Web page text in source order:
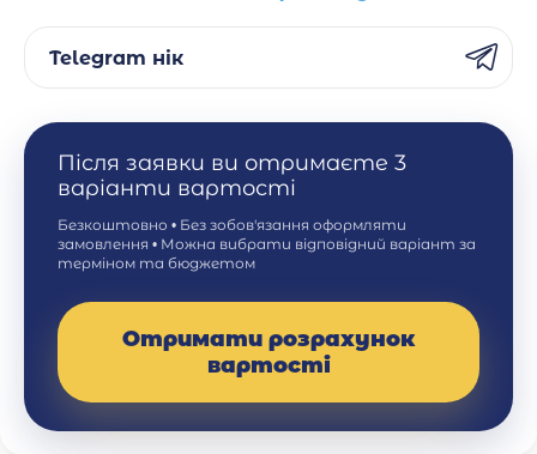
Telegram нік
Після заявки ви отримаєте 3
варіанти вартості
Безкоштовно • Без зобов'язання оформляти
замовлення • Можна вибрати відповідний варіант за
терміном та бюджетом
Отримати розрахунок
вартості